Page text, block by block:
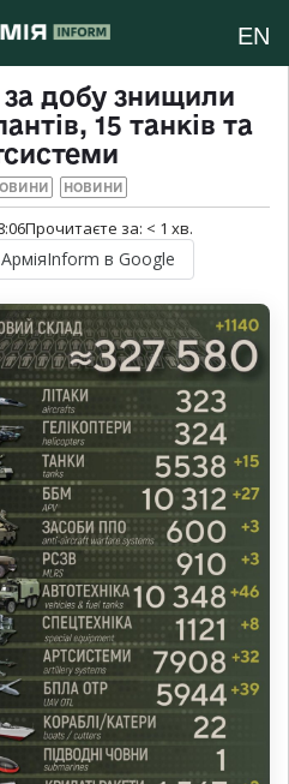
EN
добу знищили
15 танків та
НОВИНИ
Прочитаєте за: < 1 хв.
АрміяInform в Google